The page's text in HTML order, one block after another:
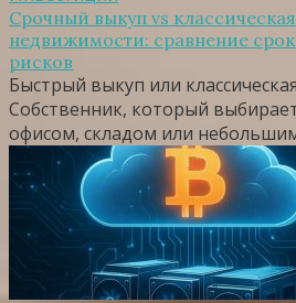
Срочный выкуп vs
недвижимости: сравнение
рисков
Быстрый выкуп или
Собственник, который
офисом, складом или